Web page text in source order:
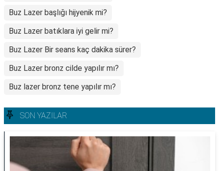
Buz Lazer başlığı hijyenik mi?
Buz Lazer batıklara iyi gelir mi?
Buz Lazer Bir seans kaç dakika sürer?
Buz Lazer bronz cilde yapılır mı?
Buz lazer bronz tene yapılır mı?
SON YAZILAR